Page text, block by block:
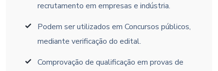
recrutamento em empresas e indústria.
Podem ser utilizados em Concursos públicos,
mediante verificação do edital.
Comprovação de qualificação em provas de